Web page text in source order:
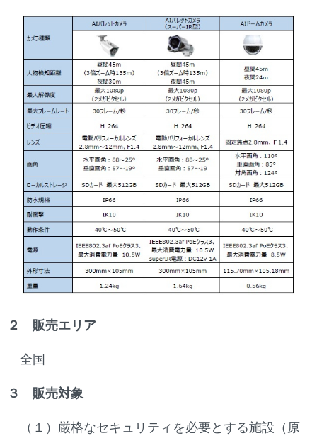
２ 販売エリア
全国
３ 販売対象
（１）厳格なセキュリティを必要とする施設（原